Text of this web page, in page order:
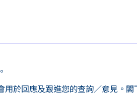
於回應及跟進您的查詢／意見。